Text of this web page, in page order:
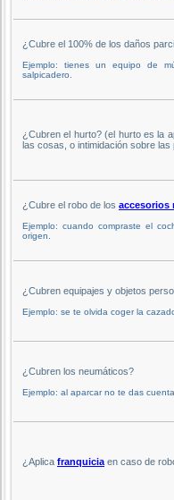
¿Cubre el 100% de los daños
Ejemplo: tienes un equipo de
salpicadero.
¿Cubren el hurto? (el hurto es la
las cosas, o intimidación sobre las
¿Cubre el robo de los accesorios
Ejemplo: cuando compraste el
origen.
¿Cubren equipajes y objetos
Ejemplo: se te olvida coger la
¿Cubren los neumáticos?
Ejemplo: al aparcar no te das
¿Aplica franquicia en caso de